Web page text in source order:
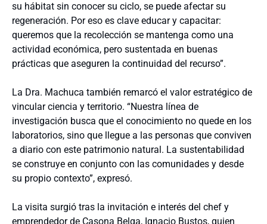
su hábitat sin conocer su ciclo, se puede afectar su
regeneración. Por eso es clave educar y capacitar:
queremos que la recolección se mantenga como una
actividad económica, pero sustentada en buenas
prácticas que aseguren la continuidad del recurso”.
La Dra. Machuca también remarcó el valor estratégico de
vincular ciencia y territorio. “Nuestra línea de
investigación busca que el conocimiento no quede en los
laboratorios, sino que llegue a las personas que conviven
a diario con este patrimonio natural. La sustentabilidad
se construye en conjunto con las comunidades y desde
su propio contexto”, expresó.
La visita surgió tras la invitación e interés del chef y
emprendedor de Casona Belga, Ignacio Bustos, quien